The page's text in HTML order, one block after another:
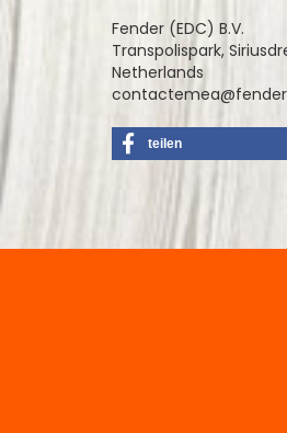
Fender (EDC) B.V.
Transpolispark,
Netherlands
teilen